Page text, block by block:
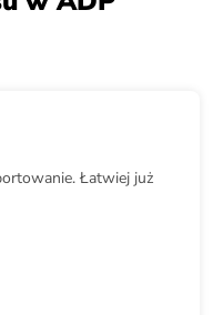
Łatwiej już